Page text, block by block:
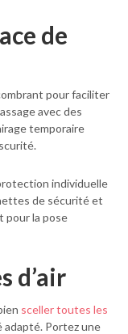
de
pour faciliter
avec des
temporaire
individuelle
de sécurité et
pour la pose
d’air
sceller toutes les
adapté. Portez une